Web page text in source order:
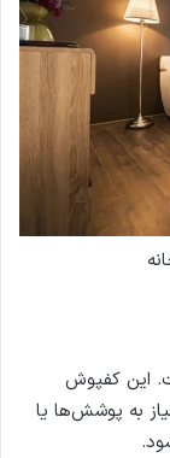
این کفپوش
به پوشش‌ها یا